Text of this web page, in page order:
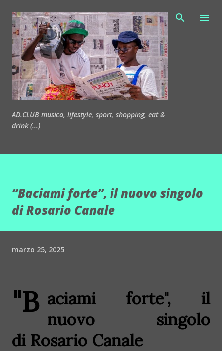
Passa ai contenuti principali
AD.CLUB musica, lifestyle, sport, shopping, eat &
drink (...)
“Baciami forte”, il nuovo singolo
di Rosario Canale
marzo 25, 2025
"B aciami forte", il
nuovo singolo
di Rosario Canale